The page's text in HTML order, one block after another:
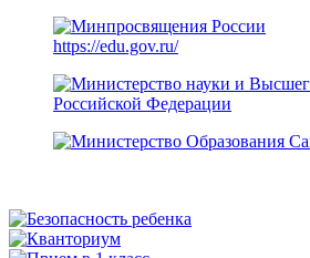
https://edu.gov.ru/